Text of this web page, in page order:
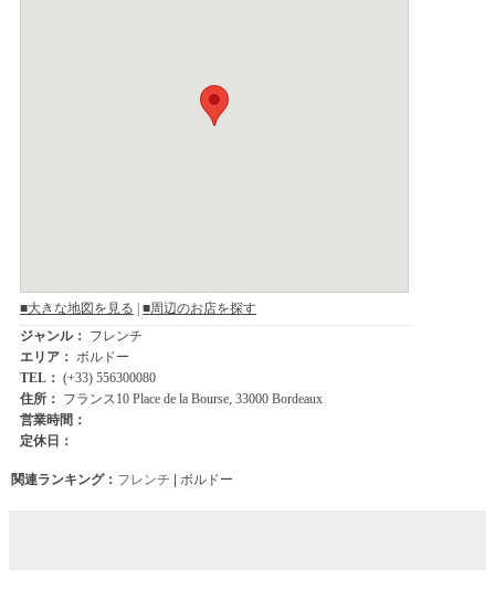
関連ランキング： フレンチ | ボルドー